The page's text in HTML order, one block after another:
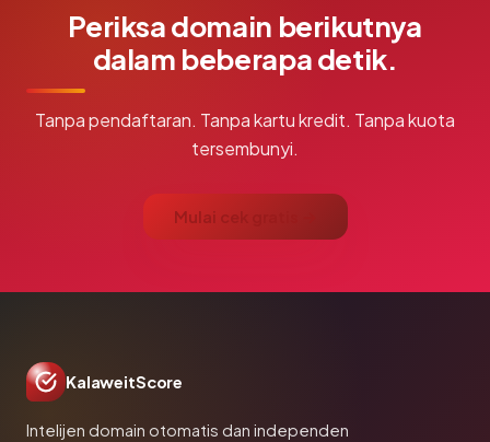
Periksa domain berikutnya
dalam beberapa detik.
Tanpa pendaftaran. Tanpa kartu kredit. Tanpa kuota
tersembunyi.
Mulai cek gratis →
KalaweitScore
Intelijen domain otomatis dan independen